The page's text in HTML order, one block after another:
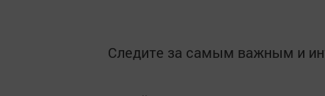
Следите за самым важным и